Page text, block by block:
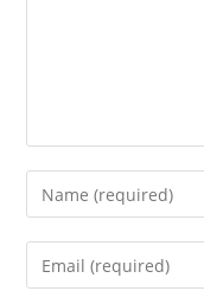
Enter
your
name
Enter
your